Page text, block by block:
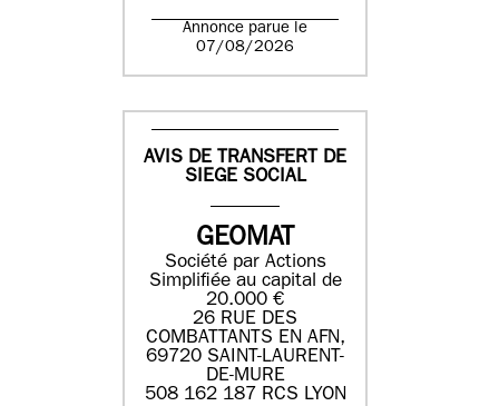
Annonce parue le
07/08/2026
AVIS DE TRANSFERT DE
SIEGE SOCIAL
GEOMAT
Société par Actions
Simplifiée au capital de
20.000 €
26 RUE DES
COMBATTANTS EN AFN,
69720 SAINT-LAURENT-
DE-MURE
508 162 187 RCS LYON